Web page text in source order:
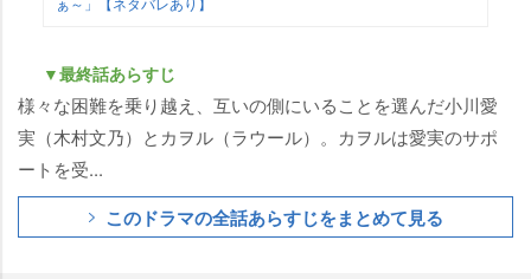
▼最終話あらすじ
様々な困難を乗り越え、互いの側にいることを選んだ小川愛
実（木村文乃）とカヲル（ラウール）。カヲルは愛実のサポ
ートを受...
このドラマの全話あらすじをまとめて見る